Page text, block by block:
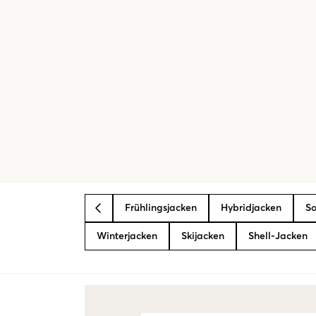
BACK Frühlingsjacken Hybridjacken
Winterjacken Skijacken Shell-Jacken